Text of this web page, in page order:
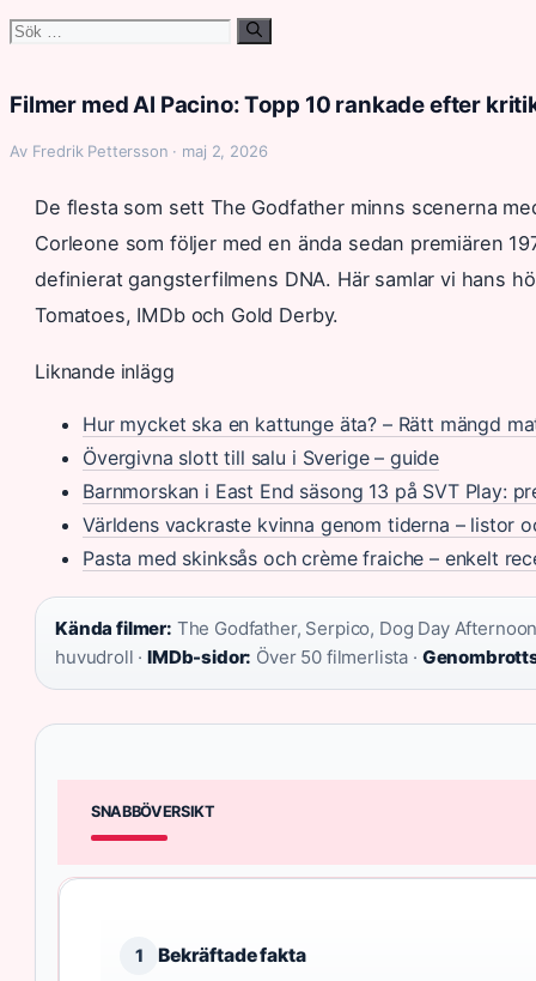
Sök
Filmer med Al Pacino: Topp 10 rankade efter
Av Fredrik Pettersson · maj 2, 2026
De flesta som sett The Godfather minns scenerna
Corleone som följer med en ända sedan premiären
definierat gangsterfilmens DNA. Här samlar vi hans
Tomatoes, IMDb och Gold Derby.
Liknande inlägg
Hur mycket ska en kattunge äta? – Rätt mängd
Övergivna slott till salu i Sverige – guide
Barnmorskan i East End säsong 13 på SVT Play:
Världens vackraste kvinna genom tiderna – listor
Pasta med skinksås och crème fraiche – enkelt
Kända filmer: The Godfather, Serpico, Dog Day
huvudroll ·IMDb-sidor: Över 50 filmerlista ·
SNABBÖVERSIKT
1 Bekräftade fakta